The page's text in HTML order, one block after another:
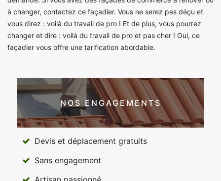
à changer, contactez ce façadier. Vous ne serez pas déçu et
vous direz : voilà du travail de pro ! Et de plus, vous pourrez
changer et dire : voilà du travail de pro et pas cher ! Oui, ce
façadier vous offre une tarification abordable.
NOS ENGAGEMENTS
Devis et déplacement gratuits
Sans engagement